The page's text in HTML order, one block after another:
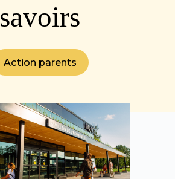
savoirs
Action parents